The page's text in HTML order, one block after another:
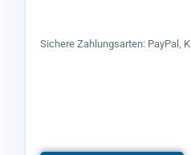
Sichere Zahlungsarten: PayPal,